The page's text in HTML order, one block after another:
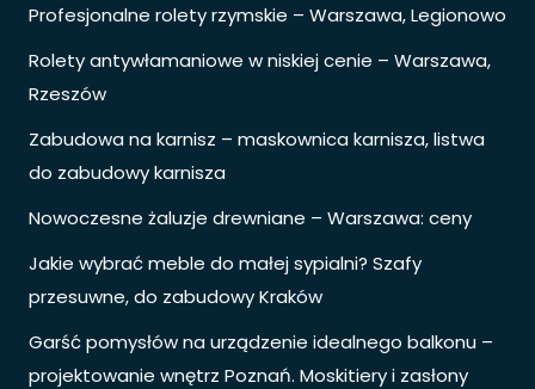
Profesjonalne rolety rzymskie – Warszawa, Legionowo
Rolety antywłamaniowe w niskiej cenie – Warszawa,
Rzeszów
Zabudowa na karnisz – maskownica karnisza, listwa
do zabudowy karnisza
Nowoczesne żaluzje drewniane – Warszawa: ceny
Jakie wybrać meble do małej sypialni? Szafy
przesuwne, do zabudowy Kraków
Garść pomysłów na urządzenie idealnego balkonu –
projektowanie wnętrz Poznań. Moskitiery i zasłony